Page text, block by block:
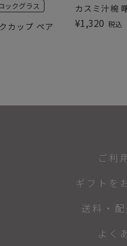
カップ ペア
ックグラス カスミ汁椀
¥1,320 税込
ご利
ギフトを
送料・
よく